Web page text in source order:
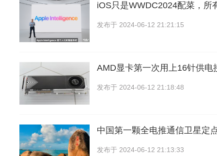
iOS只是WWDC2024配菜，所
发布于 2024-06-12 21:21:15
AMD显卡第一次用上16针供电
发布于 2024-06-12 21:18:48
中国第一颗全电推通信卫星定
发布于 2024-06-12 21:13:33